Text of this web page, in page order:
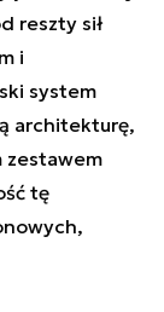
reszty sił
i
system
architekturę,
zestawem
tę